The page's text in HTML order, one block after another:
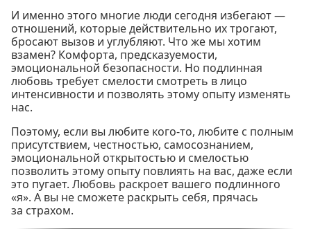
И именно этого многие люди сегодня избегают —
отношений, которые действительно их трогают,
бросают вызов и углубляют. Что же мы хотим
взамен? Комфорта, предсказуемости,
эмоциональной безопасности. Но подлинная
любовь требует смелости смотреть в лицо
интенсивности и позволять этому опыту изменять
нас.
Поэтому, если вы любите кого-то, любите с полным
присутствием, честностью, самосознанием,
эмоциональной открытостью и смелостью
позволить этому опыту повлиять на вас, даже если
это пугает. Любовь раскроет вашего подлинного
«я». А вы не сможете раскрыть себя, прячась
за страхом.